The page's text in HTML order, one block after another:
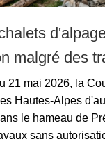
malgré des
21 mai 2026, la
Hautes-Alpes
le hameau de
sans